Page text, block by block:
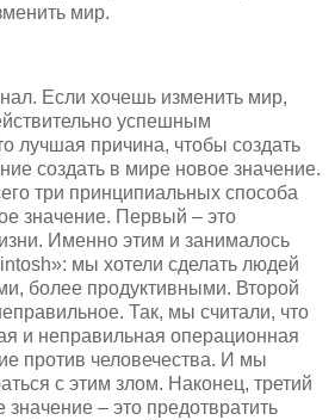
мир.
Если хочешь изменить мир,
успешным
лучшая причина, чтобы создать
создать в мире новое значение.
три принципиальных способа
значение. Первый – это
Именно этим и занималось
мы хотели сделать людей
более продуктивными. Второй
Так, мы считали, что
и неправильная операционная
против человечества. И мы
с этим злом. Наконец, третий
значение – это предотвратить